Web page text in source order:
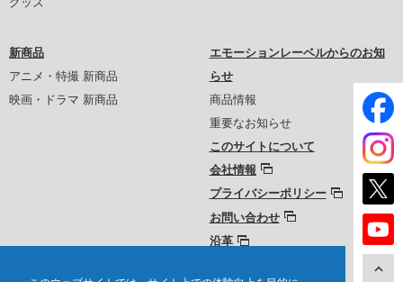
新商品
アニメ・特撮 新商品
映画・ドラマ 新商品
エモーションレーベルからのお知
らせ
商品情報
重要なお知らせ
このサイトについて
会社情報
プライバシーポリシー
お問い合わせ
沿革